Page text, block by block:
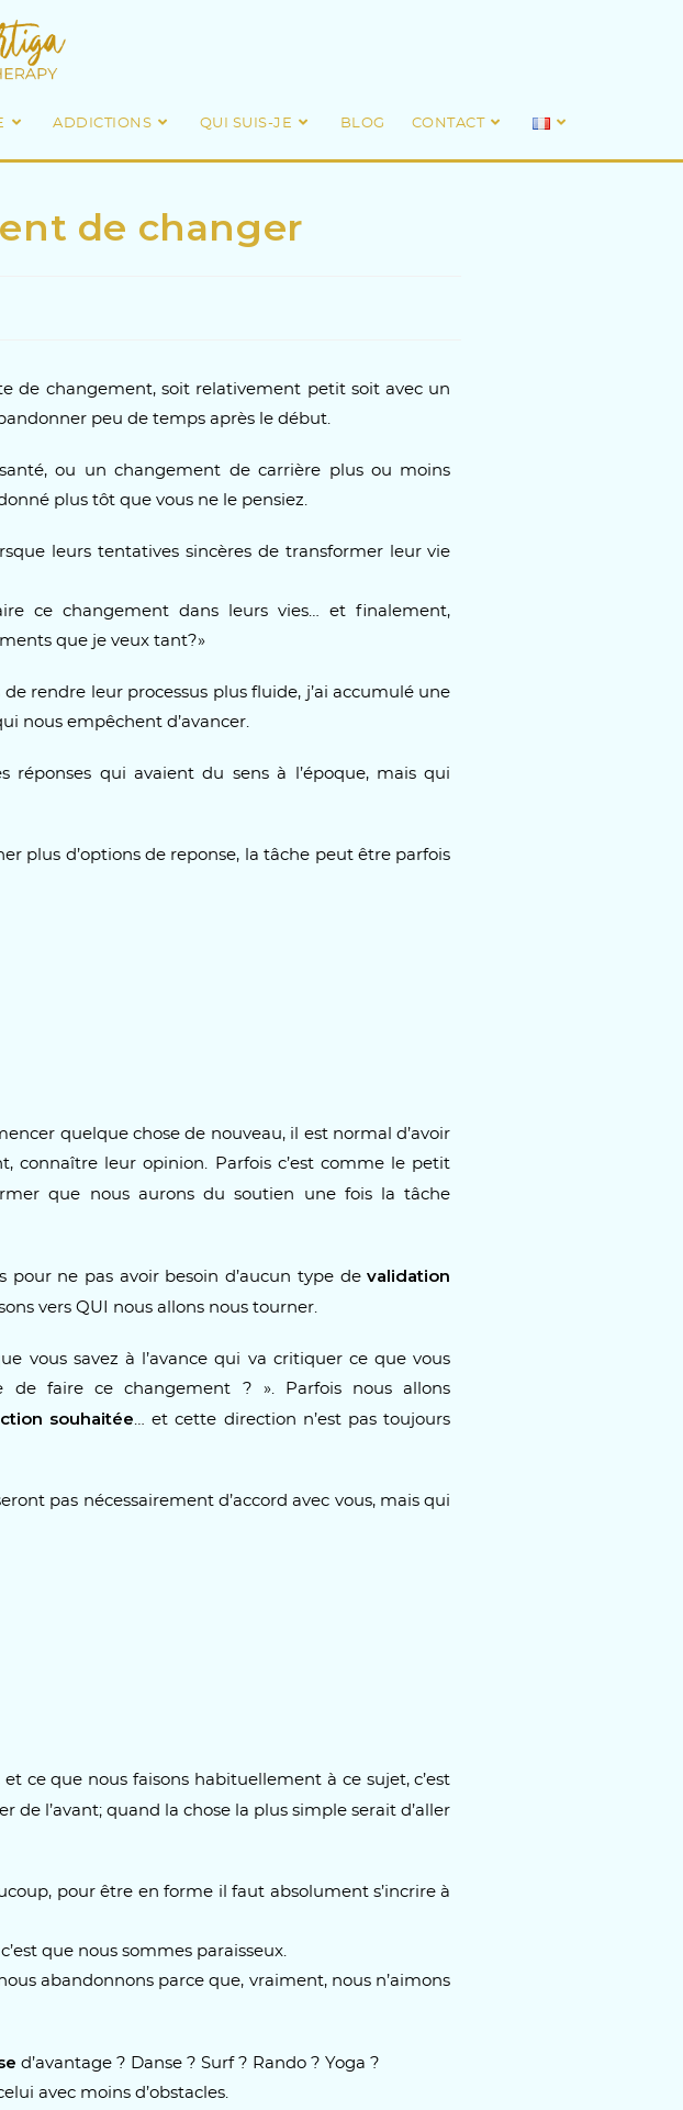
ADDICTIONS QUI SUIS-JE BLOG CONTACT
de changer
de changement, soit relativement petit soit avec un
peu de temps après le début.
ou un changement de carrière plus ou moins
plus tôt que vous ne le pensiez.
leurs tentatives sincères de transformer leur vie
ce changement dans leurs vies… et finalement,
que je veux tant?»
rendre leur processus plus fluide, j’ai accumulé une
nous empêchent d’avancer.
réponses qui avaient du sens à l’époque, mais qui
plus d’options de reponse, la tâche peut être parfois
quelque chose de nouveau, il est normal d’avoir
connaître leur opinion. Parfois c’est comme le petit
que nous aurons du soutien une fois la tâche
pour ne pas avoir besoin d’aucun type devalidation
vers QUI nous allons nous tourner.
vous savez à l’avance qui va critiquer ce que vous
de faire ce changement ? ». Parfois nous allons
souhaitée… et cette direction n’est pas toujours
pas nécessairement d’accord avec vous, mais qui
et ce que nous faisons habituellement à ce sujet, c’est
de l’avant; quand la chose la plus simple serait d’aller
pour être en forme il faut absolument s’incrire à
que nous sommes paraisseux.
abandonnons parce que, vraiment, nous n’aimons
d’avantage ? Danse ? Surf ? Rando ? Yoga ?
avec moins d’obstacles.